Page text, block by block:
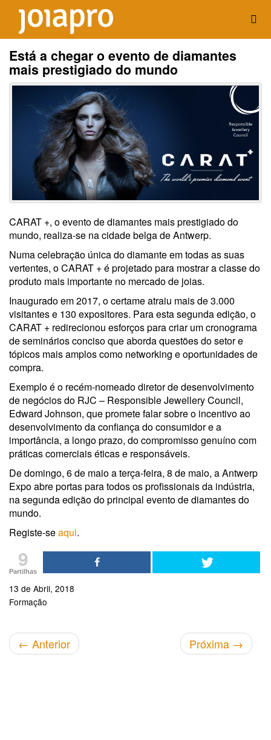
Está a chegar o evento de diamantes
mais prestigiado do mundo
CARAT +, o evento de diamantes mais prestigiado do
mundo, realiza-se na cidade belga de Antwerp.
Numa celebração única do diamante em todas as suas
vertentes, o CARAT + é projetado para mostrar a classe do
produto mais importante no mercado de joias.
Inaugurado em 2017, o certame atraiu mais de 3.000
visitantes e 130 expositores. Para esta segunda edição, o
CARAT + redirecionou esforços para criar um cronograma
de seminários conciso que aborda questões do setor e
tópicos mais amplos como networking e oportunidades de
compra.
Exemplo é o recém-nomeado diretor de desenvolvimento
de negócios do RJC – Responsible Jewellery Council,
Edward Johnson, que promete falar sobre o incentivo ao
desenvolvimento da confiança do consumidor e a
importância, a longo prazo, do compromisso genuíno com
práticas comerciais éticas e responsáveis.
De domingo, 6 de maio a terça-feira, 8 de maio, a Antwerp
Expo abre portas para todos os profissionais da indústria,
na segunda edição do principal evento de diamantes do
mundo.
Registe-seaqui.
9
Partilhas
13 de Abril, 2018
Formação
← Anterior Próxima →